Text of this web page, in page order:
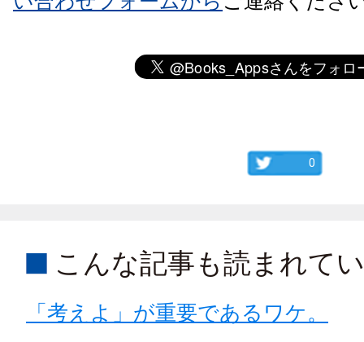
0
こんな記事も読まれて
「考えよ」が重要であるワケ。